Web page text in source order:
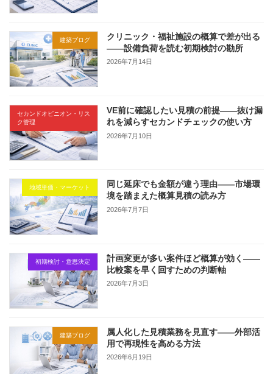
建築ブログ
クリニック・福祉施設の概算で差が出る
——設備負荷を読む初期検討の勘所
2026年7月14日
セカンドオピニオン・リス
ク管理
VE前に確認したい見積の前提——抜け漏
れを減らすセカンドチェックの使い方
2026年7月10日
地域単価・マーケット
同じ延床でも金額が違う理由——市場環
境を踏まえた概算見積の読み方
2026年7月7日
初期検討・意思決定
計画変更が多い案件ほど概算が効く——
比較案を早く回すための判断軸
2026年7月3日
建築ブログ
属人化した見積業務を見直す——外部活
用で再現性を高める方法
2026年6月19日